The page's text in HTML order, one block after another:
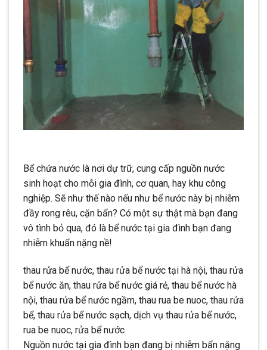
Bể chứa nước là nơi dự trữ, cung cấp nguồn nước
sinh hoạt cho mỗi gia đình, cơ quan, hay khu công
nghiệp. Sẽ như thế nào nếu như bể nước này bị nhiễm
đầy rong rêu, cặn bẩn? Có một sự thật mà bạn đang
vô tình bỏ qua, đó là bể nước tại gia đình bạn đang
nhiễm khuẩn nặng nề!
thau rửa bể nước, thau rửa bể nước tại hà nội, thau rửa
bể nước ăn, thau rửa bể nước giá rẻ, thau bể nước hà
nội, thau rửa bể nước ngầm, thau rua be nuoc, thau rửa
bể, thau rửa bể nước sạch, dịch vụ thau rửa bể nước,
rua be nuoc, rửa bể nước
Nguồn nước tại gia đình bạn đang bị nhiễm bẩn nặng